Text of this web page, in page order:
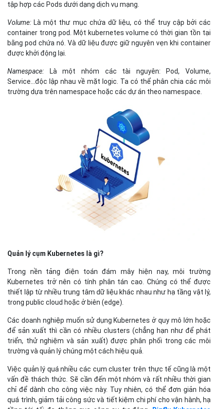
tập hợp các Pods dưới dạng dịch vụ mạng.
Volume: Là một thư mục chứa dữ liệu, có thể truy cập bởi các
container trong pod. Một kubernetes volume có thời gian tồn tại
bằng pod chứa nó. Và dữ liệu được giữ nguyên vẹn khi container
được khởi động lại.
Namespace:
Là một nhóm các tài nguyên: Pod, Volume,
Service...độc lập nhau về mặt logic. Ta có thể phân chia các môi
trường dựa trên namespace hoặc các dự án theo namespace.
Quản lý cụm Kubernetes là gì?
Trong nền tảng điện toán đám mây hiện nay, môi trường
Kubernetes trở nên có tính phân tán cao. Chúng có thể được
thiết lập từ nhiều trung tâm dữ liệu khác nhau như hạ tầng vật lý,
trong public cloud hoặc ở biên (edge).
Các doanh nghiệp muốn sử dụng Kubernetes ở quy mô lớn hoặc
để sản xuất thì cần có nhiều clusters (chẳng hạn như để phát
triển, thử nghiệm và sản xuất) được phân phối trong các môi
trường và quản lý chúng một cách hiệu quả.
Việc quản lý quá nhiều các cụm cluster trên thực tế cũng là một
vấn đề thách thức. Sẽ cần đến một nhóm và rất nhiều thời gian
chỉ để dành cho công việc này. Tuy nhiên, có thể đơn giản hóa
quá trình, giảm tải công sức và tiết kiệm chi phí cho vận hành, hạ